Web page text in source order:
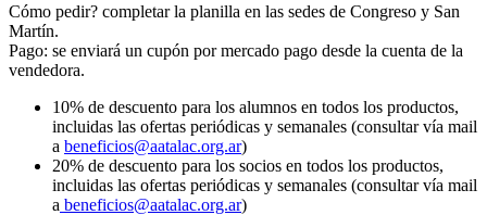
Cómo pedir? completar la planilla en las sedes de Congreso y San
Martín.
Pago: se enviará un cupón por mercado pago desde la cuenta de la
vendedora.
10% de descuento para los alumnos en todos los productos,
incluidas las ofertas periódicas y semanales (consultar vía mail
a beneficios@aatalac.org.ar)
20% de descuento para los socios en todos los productos,
incluidas las ofertas periódicas y semanales (consultar vía mail
a beneficios@aatalac.org.ar)